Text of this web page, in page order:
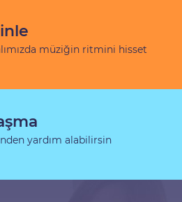
müziğin ritmini hisset
yardım alabilirsin